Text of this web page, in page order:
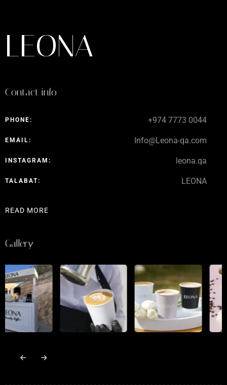
LEONA
Contact info
PHONE: +974 7773 0044
EMAIL: Info@Leona-qa.com
INSTAGRAM: leona.qa
TALABAT: LEONA
READ MORE
Gallery